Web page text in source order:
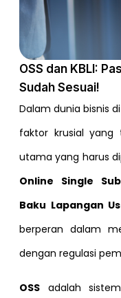
OSS dan KBLI:
Sudah Sesuai!
Dalam dunia bisnis
faktor krusial yang
utama yang harus
Online Single
Baku Lapangan
berperan dalam
dengan regulasi
OSS adalah